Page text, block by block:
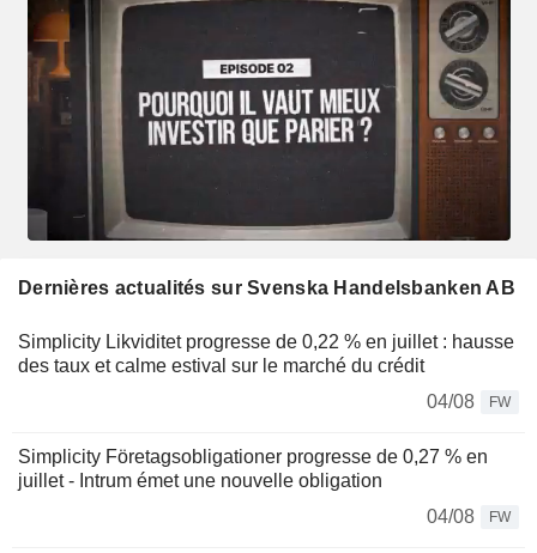
Dernières actualités sur Svenska Handelsbanken AB
Simplicity Likviditet progresse de 0,22 % en juillet : hausse
des taux et calme estival sur le marché du crédit
04/08
FW
Simplicity Företagsobligationer progresse de 0,27 % en
juillet - Intrum émet une nouvelle obligation
04/08
FW